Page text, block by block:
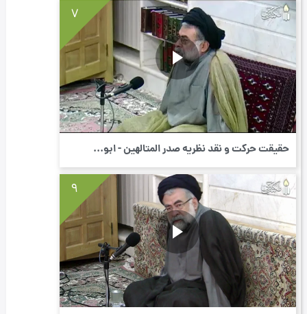
7
حقیقت حرکت و نقد نظریه صدر المتالهین - ابو...
9